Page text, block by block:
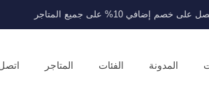
خصم إضافي 10% على جميع المتاجر
المدونة الفئات المتاجر اتصل